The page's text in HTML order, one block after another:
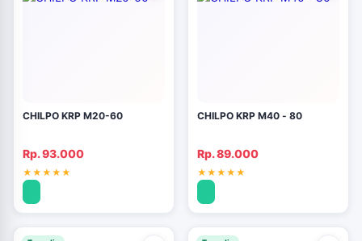
CHILPO KRP M20-60
Rp. 93.000
CHILPO KRP M40 - 80
Rp. 89.000